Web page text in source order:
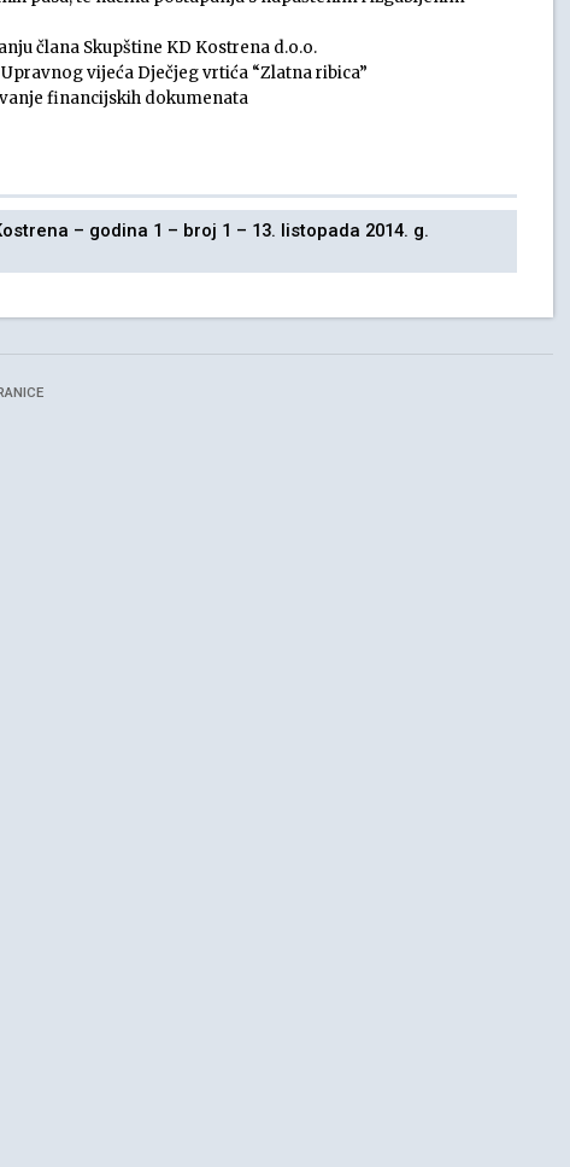
člana Skupštine KD Kostrena d.o.o.
vijeća Dječjeg vrtića “Zlatna ribica”
financijskih dokumenata
– godina 1 – broj 1 – 13. listopada 2014. g.